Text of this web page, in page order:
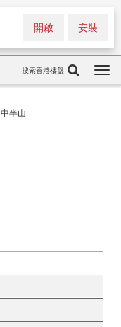
安裝
開啟
搜索香港樓盤
中半山